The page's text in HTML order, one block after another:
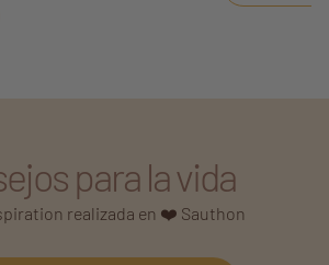
toque de
para la vida
realizada en ❤️ Sauthon